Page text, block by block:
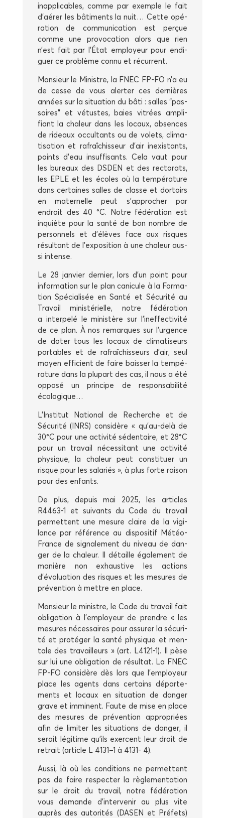
inap­pli­cables, comme par exemple le fait
d’aérer les bâti­ments la nuit… Cette opé­
ra­tion de com­mu­ni­ca­tion est per­çue
comme une pro­vo­ca­tion alors que rien
n’est fait par l’État employeur pour endi­
guer ce pro­blème connu et récurrent.
Mon­sieur le Ministre, la FNEC FP-FO n’a eu
de cesse de vous aler­ter ces der­nières
années sur la situa­tion du bâti : salles “pas­
soires” et vétustes, baies vitrées ampli­
fiant la cha­leur dans les locaux, absences
de rideaux occul­tants ou de volets, cli­ma­
ti­sa­tion et rafraî­chis­seur d’air inexis­tants,
points d’eau insuf­fi­sants. Cela vaut pour
les bureaux des DSDEN et des rec­to­rats,
les EPLE et les écoles où la tem­pé­ra­ture
dans cer­taines salles de classe et dor­toirs
en mater­nelle peut s’approcher par
endroit des 40 °C. Notre fédé­ra­tion est
inquiète pour la san­té de bon nombre de
per­son­nels et d’élèves face aux risques
résul­tant de l’exposition à une cha­leur aus­
si intense.
Le 28 jan­vier der­nier, lors d’un point pour
infor­ma­tion sur le plan cani­cule à la For­ma­
tion Spé­cia­li­sée en San­té et Sécu­ri­té au
Tra­vail minis­té­rielle, notre fédé­ra­tion
a inter­pe­lé le minis­tère sur l’ineffectivité
de ce plan. À nos remarques sur l’urgence
de doter tous les locaux de cli­ma­ti­seurs
por­tables et de rafraî­chis­seurs d’air, seul
moyen effi­cient de faire bais­ser la tem­pé­
ra­ture dans la plu­part des cas, il nous a été
oppo­sé un prin­cipe de res­pon­sa­bi­li­té
écologique…
L’Institut Natio­nal de Recherche et de
Sécu­ri­té (INRS) consi­dère « qu’au-delà de
30°C pour une acti­vi­té séden­taire, et 28°C
pour un tra­vail néces­si­tant une acti­vi­té
phy­sique, la cha­leur peut consti­tuer un
risque pour les sala­riés », à plus forte rai­son
pour des enfants.
De plus, depuis mai 2025, les articles
R4463‑1 et sui­vants du Code du tra­vail
per­mettent une mesure claire de la vigi­
lance par réfé­rence au dis­po­si­tif Météo-
France de signa­le­ment du niveau de dan­
ger de la cha­leur. Il détaille éga­le­ment de
manière non exhaus­tive les actions
d’évaluation des risques et les mesures de
pré­ven­tion à mettre en place.
Mon­sieur le ministre, le Code du tra­vail fait
obli­ga­tion à l’employeur de prendre « les
mesures néces­saires pour assu­rer la sécu­ri­
té et pro­té­ger la san­té phy­sique et men­
tale des tra­vailleurs » (art. L4121‑1). Il pèse
sur lui une obli­ga­tion de résul­tat. La FNEC
FP-FO consi­dère dès lors que l’employeur
place les agents dans cer­tains dépar­te­
ments et locaux en situa­tion de dan­ger
grave et immi­nent. Faute de mise en place
des mesures de pré­ven­tion appro­priées
afin de limi­ter les situa­tions de dan­ger, il
serait légi­time qu’ils exercent leur droit de
retrait (article L 4131–1 à 4131- 4).
Aus­si, là où les condi­tions ne per­mettent
pas de faire res­pec­ter la règle­men­ta­tion
sur le droit du tra­vail, notre fédé­ra­tion
vous demande d’intervenir au plus vite
auprès des auto­ri­tés (DASEN et Pré­fets)